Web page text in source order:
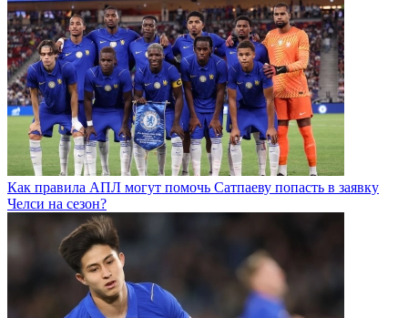
Как правила АПЛ могут помочь Сатпаеву попасть в заявку
Челси на сезон?